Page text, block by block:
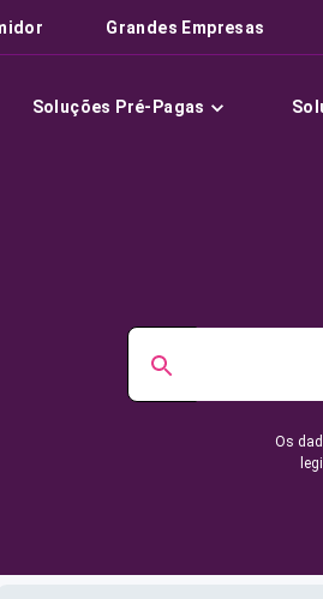
Grandes Empresas
Soluções Pré-Pagas
Os